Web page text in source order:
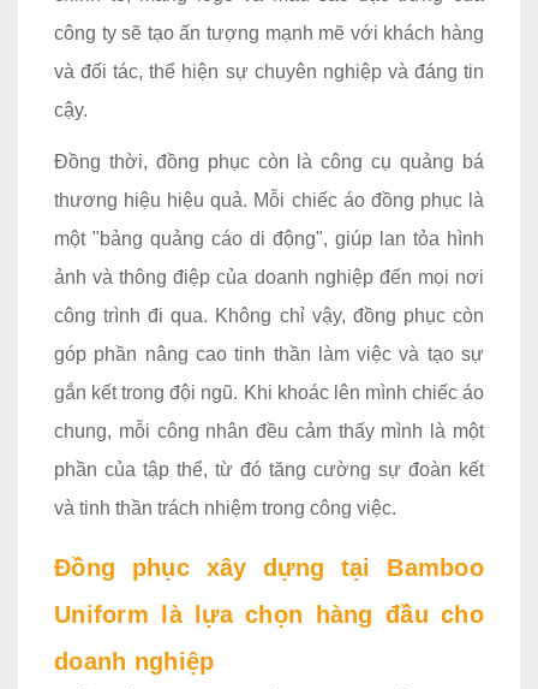
công ty sẽ tạo ấn tượng mạnh mẽ với khách hàng
và đối tác, thể hiện sự chuyên nghiệp và đáng tin
cậy.
Đồng thời, đồng phục còn là công cụ quảng bá
thương hiệu hiệu quả. Mỗi chiếc áo đồng phục là
một "bảng quảng cáo di động", giúp lan tỏa hình
ảnh và thông điệp của doanh nghiệp đến mọi nơi
công trình đi qua. Không chỉ vậy, đồng phục còn
góp phần nâng cao tinh thần làm việc và tạo sự
gắn kết trong đội ngũ. Khi khoác lên mình chiếc áo
chung, mỗi công nhân đều cảm thấy mình là một
phần của tập thể, từ đó tăng cường sự đoàn kết
và tinh thần trách nhiệm trong công việc.
Đồng phục xây dựng tại Bamboo
Uniform là lựa chọn hàng đầu cho
doanh nghiệp